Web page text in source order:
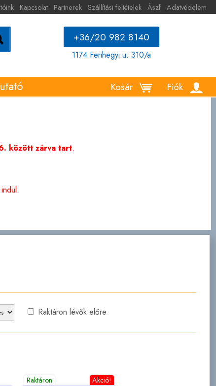
Kapcsolat Partnerek Szállítási feltételek Ászf Adatvédelem
+36/20 982 8140
1174 Ferihegyi u. 310/a
Fiók
Kosár
között zárva tart.
Raktáron lévők előre
Akció!
Raktáron